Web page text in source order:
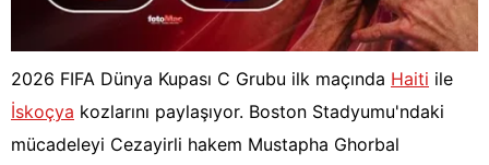
2026 FIFA Dünya Kupası C Grubu ilk maçında Haiti ile
İskoçya kozlarını paylaşıyor. Boston Stadyumu'ndaki
mücadeleyi Cezayirli hakem Mustapha Ghorbal